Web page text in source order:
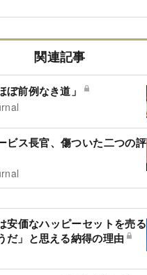
関連記事
前例なき道」
ビス長官、傷ついた二つの評
安価なハッピーセットを売る
だ」と思える納得の理由